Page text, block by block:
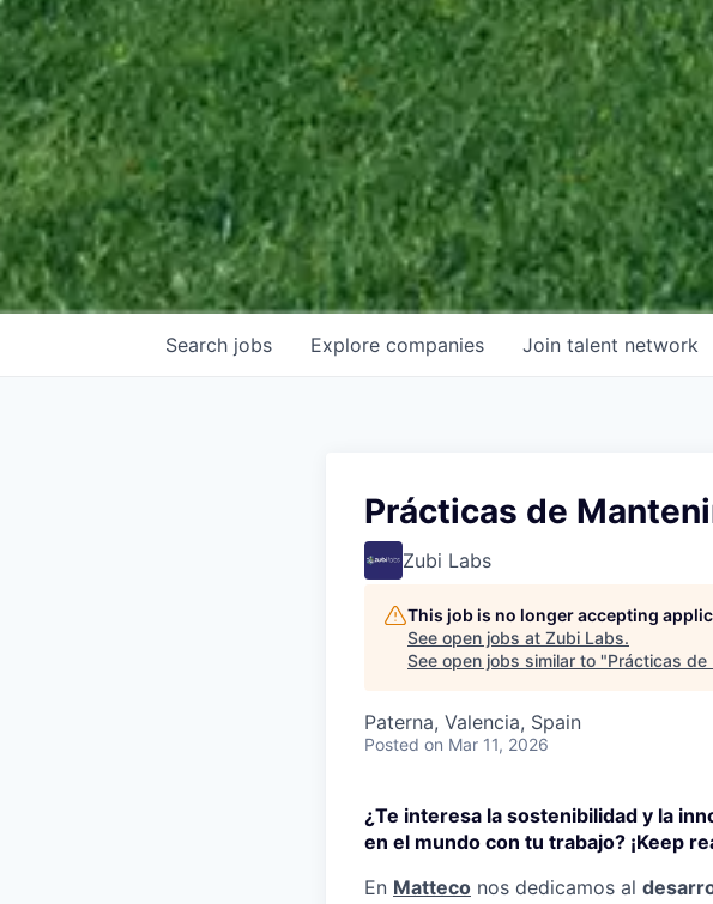
Search jobs Explore companies Join talent network
Prácticas de
Zubi Labs
This job is no longer accepting
See open jobs at Zubi Labs.
See open jobs similar to "Prácticas de
Paterna, Valencia, Spain
Posted on Mar 11, 2026
¿Te interesa la sostenibilidad y la
en el mundo con tu trabajo? ¡Keep
En Matteco nos dedicamos al